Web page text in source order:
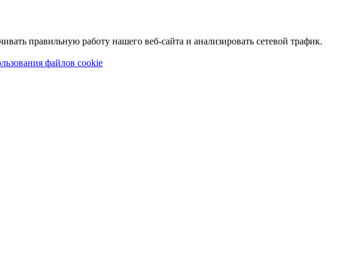
правильную работу нашего веб-сайта и анализировать сетевой трафик.
файлов cookie